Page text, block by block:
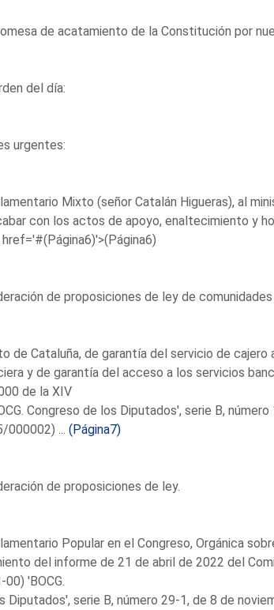
de acatamiento de la Constitución por
del día:
urgentes:
Mixto (señor Catalán Higueras), al
con los actos de apoyo, enaltecimiento y
href='#(Página6)'>(Página6)
de proposiciones de ley de
de Cataluña, de garantía del servicio de
y de garantía del acceso a los servicios
de la XIV
Congreso de los Diputados', serie B,
... (Página7)
de proposiciones de ley.
Popular en el Congreso, Orgánica
del informe de 21 de abril de 2022 del
'BOCG.
Diputados', serie B, número 29-1, de 8 de